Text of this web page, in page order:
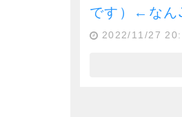
です）←なん
2022/11/27